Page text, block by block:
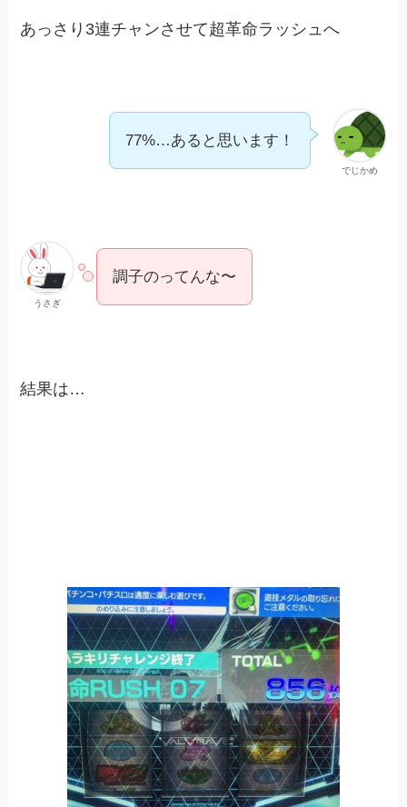
あっさり3連チャンさせて超革命ラッシュへ
でじかめ
77%…あると思います！
うさぎ
調子のってんな〜
結果は…